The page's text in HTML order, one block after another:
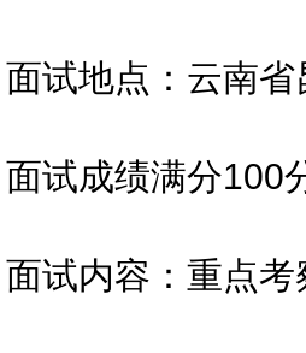
地点：云南省
成绩满分100
内容：重点考